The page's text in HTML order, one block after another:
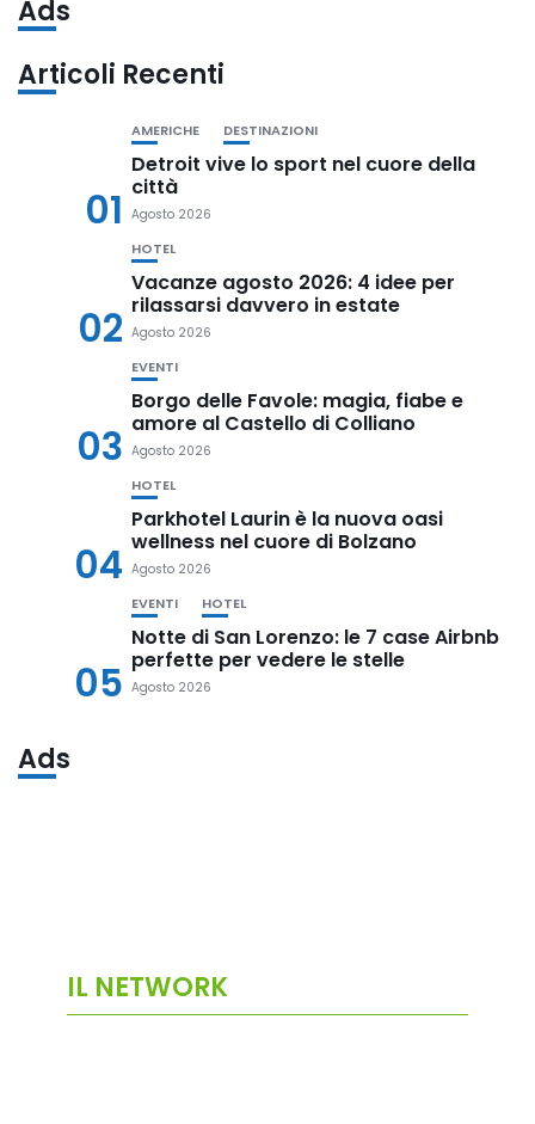
Ads
Articoli Recenti
01
AMERICHE DESTINAZIONI
Detroit vive lo sport nel cuore della
città
Agosto 2026
02
HOTEL
Vacanze agosto 2026: 4 idee per
rilassarsi davvero in estate
Agosto 2026
03
EVENTI
Borgo delle Favole: magia, fiabe e
amore al Castello di Colliano
Agosto 2026
04
HOTEL
Parkhotel Laurin è la nuova oasi
wellness nel cuore di Bolzano
Agosto 2026
05
EVENTI HOTEL
Notte di San Lorenzo: le 7 case Airbnb
perfette per vedere le stelle
Agosto 2026
Ads
IL NETWORK